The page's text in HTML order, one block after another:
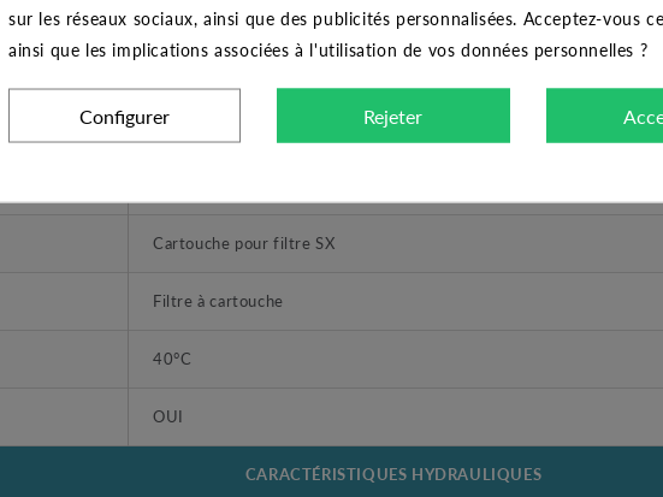
Cartouche seule FA 20 SX 50 µ- Cartouche de rechange
Cartouche pour filtre SX
Filtre à cartouche
40°C
OUI
CARACTÉRISTIQUES HYDRAULIQUES
sur les réseaux sociaux, ainsi que des publicités personnalisées. Acceptez-vous
ainsi que les implications associées à l'utilisation de vos données personnelles ?
Configurer Rejeter